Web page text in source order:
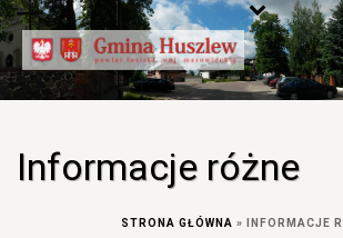
Informacje różne
STRONA GŁÓWNA » INFORMACJE